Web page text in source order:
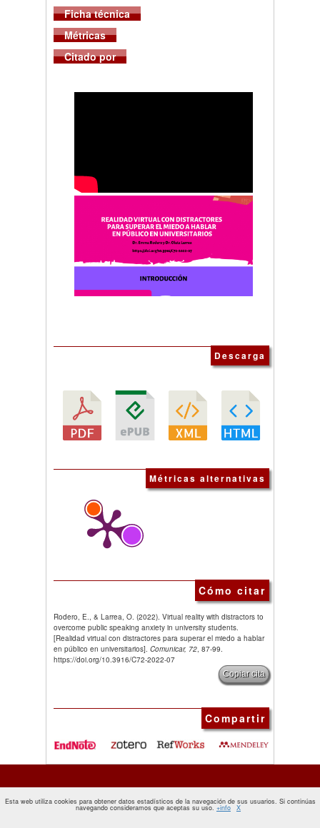
Ficha técnica
Métricas
Citado por
Descarga
Métricas alternativas
Cómo citar
Rodero, E., & Larrea, O. (2022). Virtual reality with distractors to
overcome public speaking anxiety in university students.
[Realidad virtual con distractores para superar el miedo a hablar
en público en universitarios]. Comunicar, 72 , 87-99.
https://doi.org/10.3916/C72-2022-07
Copiar cita
Compartir
Esta web utiliza cookies para obtener datos estadísticos de la navegación de sus usuarios. Si continúas
navegando consideramos que aceptas su uso. +info X